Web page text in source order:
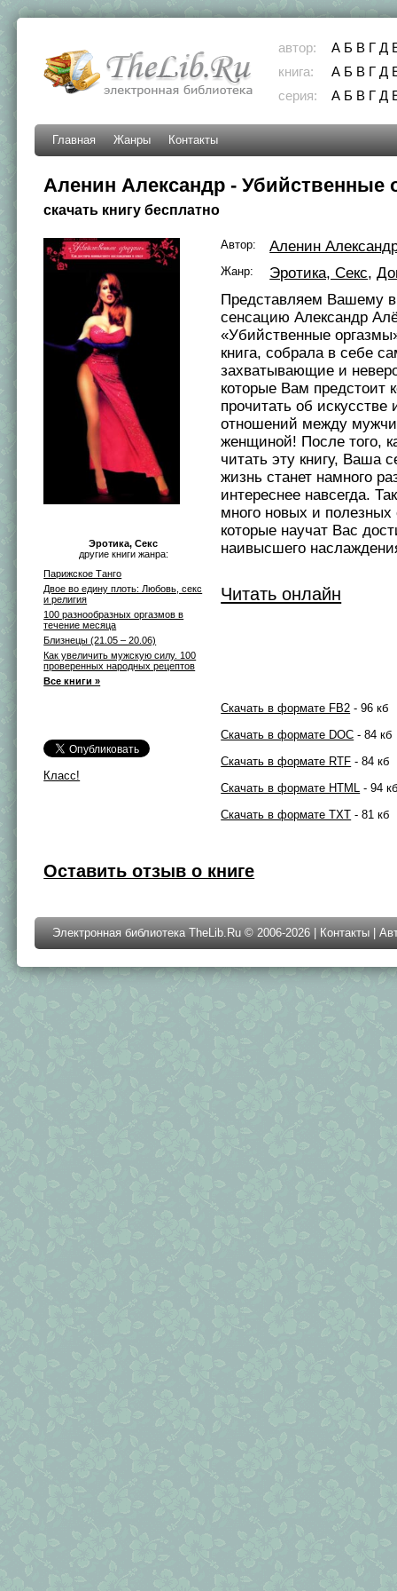
автор: А Б В Г Д
книга:
А Б В Г Д
серия:
А Б В Г Д
Главная Жанры Контакты
Аленин Александр - Убийственные
скачать книгу бесплатно
Эротика, Секс
другие книги жанра:
Парижское Танго
Двое во едину плоть: Любовь, секс
и религия
100 разнообразных оргазмов в
течение месяца
Близнецы (21.05 – 20.06)
Как увеличить мужскую силу. 100
проверенных народных рецептов
Все книги »
Класс!
Автор: Аленин
Жанр: Эротика, Секс,
Представляем Вашему
сенсацию Александр
«Убийственные
книга, собрала в себе
захватывающие и
которые Вам предстоит
прочитать об искусстве
отношений между
женщиной! После того,
читать эту книгу, Ваша
жизнь станет намного
интереснее навсегда.
много новых и полезных
которые научат Вас
наивысшего
Читать онлайн
Скачать в формате FB2 - 96 кб
Скачать в формате DOC - 84 кб
Скачать в формате RTF - 84 кб
Скачать в формате HTML - 94
Скачать в формате TXT - 81 кб
Оставить отзыв о книге
Электронная библиотека TheLib.Ru © 2006-2026 | Контакты |